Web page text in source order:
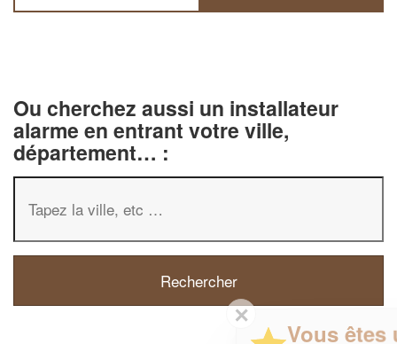
Ou cherchez aussi un installateur
alarme en entrant votre ville,
département… :
✕
Vous êtes un